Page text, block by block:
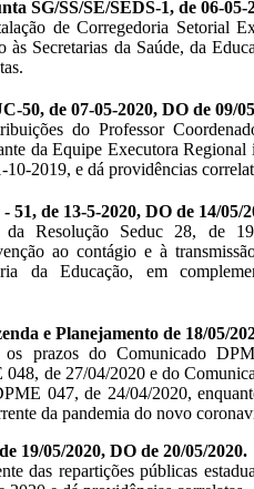
SG/SS/SE/SEDS-1, de 06-05-
de Corregedoria Setorial
às Secretarias da Saúde, da
50, de 07-05-2020, DO de 09/
do Professor
da Equipe Executora
10-2019, e dá providências
51, de 13-5-2020, DO de 14/05/
da Resolução Seduc 28, de
ao contágio e à
da Educação, em
e Planejamento de 18/05/
os prazos do Comunicado
de 27/04/2020 e do
047, de 24/04/2020,
da pandemia do novo
19/05/2020, DO de 20/05/2020.
das repartições públicas